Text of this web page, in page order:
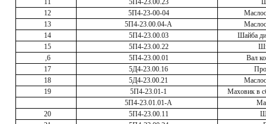
11
5П4-23.00.23
12
5П4-23-00-04
13
5П4-23.00.04-А
14
5П4-23.00.03
Шайба
15
5П4-23.00.22
,6
5П4-23.00.01
Вал
17
5Д4-23.00.16
18
5Д4-23.00.21
19
5П4-23.01-1
Маховик в
5П4-23.01.01-А
20
5П4-23.00.11